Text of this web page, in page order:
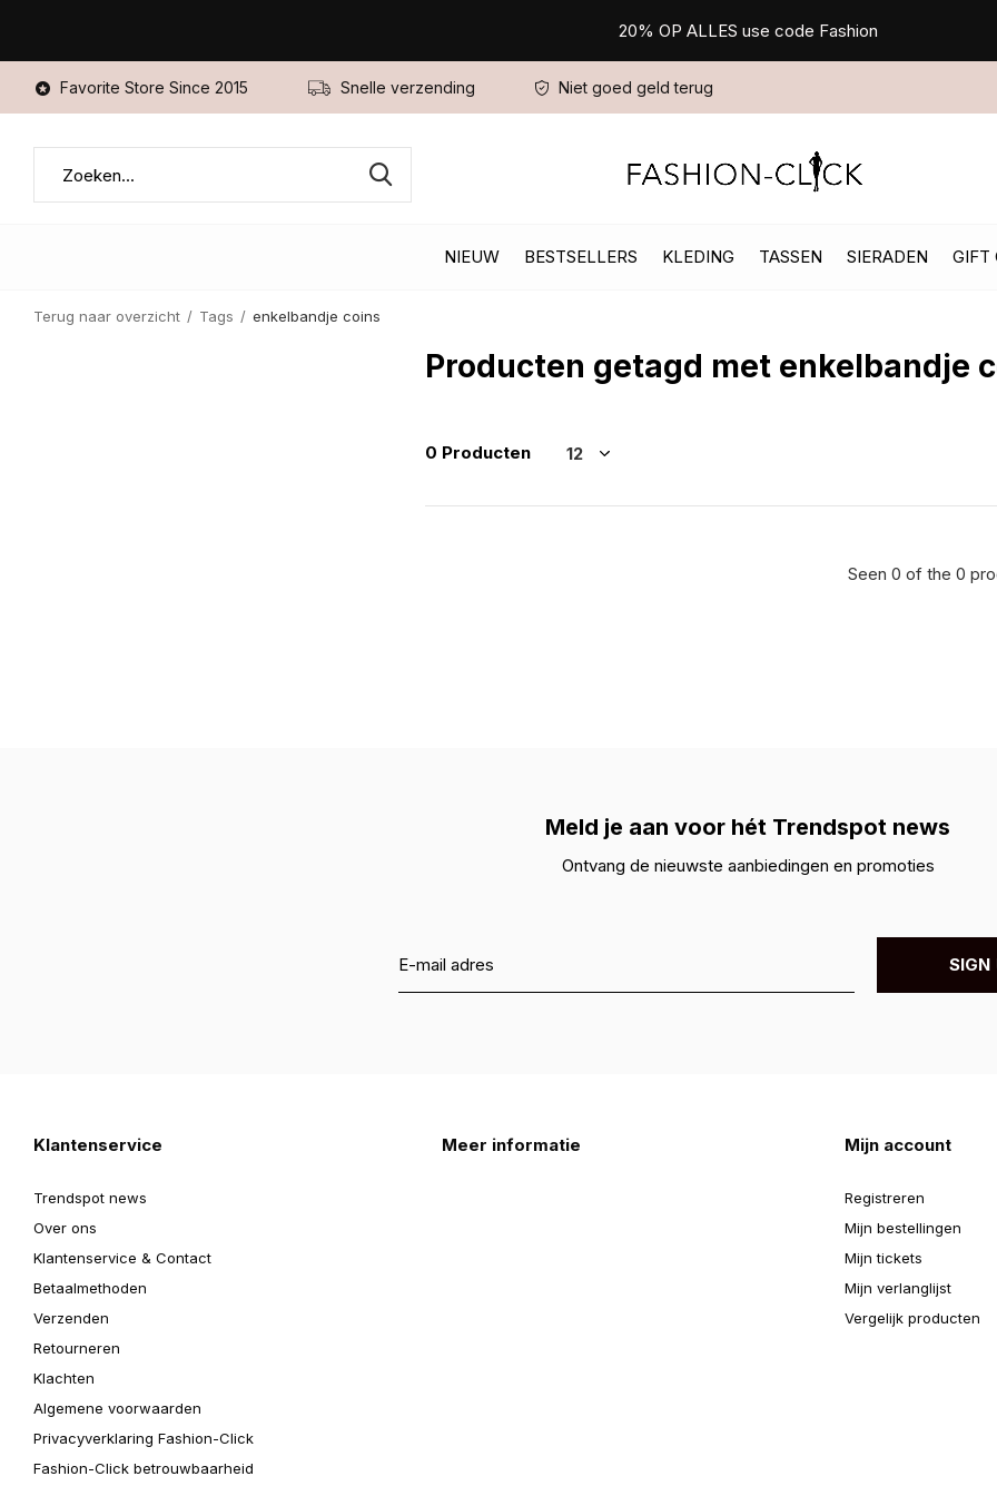
NIEUW BESTSELLERS KLEDING TASSEN SIERADEN GIFT
Favorite Store Since 2015 Snelle verzending Niet goed geld terug
20% OP ALLES use code Fashion
Terug naar overzicht Tags enkelbandje coins
Producten getagd met enkelbandje
0 Producten
Seen 0 of the 0
Meld je aan voor hét Trendspot news
Ontvang de nieuwste aanbiedingen en promoties
SIGN
Klantenservice
Trendspot news
Over ons
Klantenservice & Contact
Betaalmethoden
Verzenden
Retourneren
Klachten
Algemene voorwaarden
Privacyverklaring Fashion-Click
Fashion-Click betrouwbaarheid
Meer informatie Mijn account
Registreren
Mijn bestellingen
Mijn tickets
Mijn verlanglijst
Vergelijk producten